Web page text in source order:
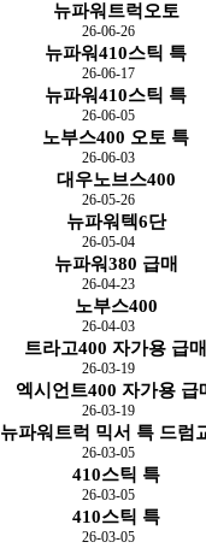
뉴파워트럭오토
26-06-26
뉴파워410스틱 특
26-06-17
뉴파워410스틱 특
26-06-05
노부스400 오토 특
26-06-03
대우노브스400
26-05-26
뉴파워텍6단
26-05-04
뉴파워380 급매
26-04-23
노부스400
26-04-03
트라고400 자가용 급매
26-03-19
엑시언트400 자가용 급
26-03-19
뉴파워트럭 믹서 특 드럼
26-03-05
410스틱 특
26-03-05
410스틱 특
26-03-05